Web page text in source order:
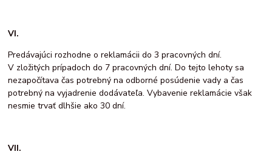
VI.
Predávajúci rozhodne o reklamácii do 3 pracovných dní.
V zložitých prípadoch do 7 pracovných dní. Do tejto lehoty sa
nezapočítava čas potrebný na odborné posúdenie vady a čas
potrebný na vyjadrenie dodávateľa. Vybavenie reklamácie však
nesmie trvať dlhšie ako 30 dní.
VII.